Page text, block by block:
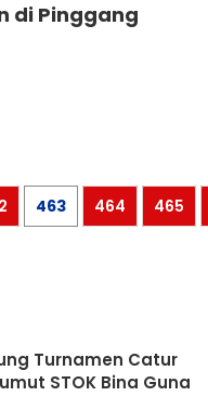
di Pinggang
463 464
465
Turnamen Catur
STOK Bina Guna